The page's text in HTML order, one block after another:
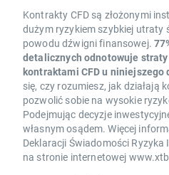
Kontrakty CFD są złożonymi
dużym ryzykiem szybkiej utraty
powodu dźwigni finansowej.
detalicznych odnotowuje
kontraktami CFD u niniejszego
się, czy rozumiesz, jak działają
pozwolić sobie na wysokie
Podejmując decyzje
własnym osądem. Więcej
Deklaracji Świadomości
na stronie internetowej